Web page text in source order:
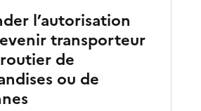
l’autorisation
transporteur
de
ou de